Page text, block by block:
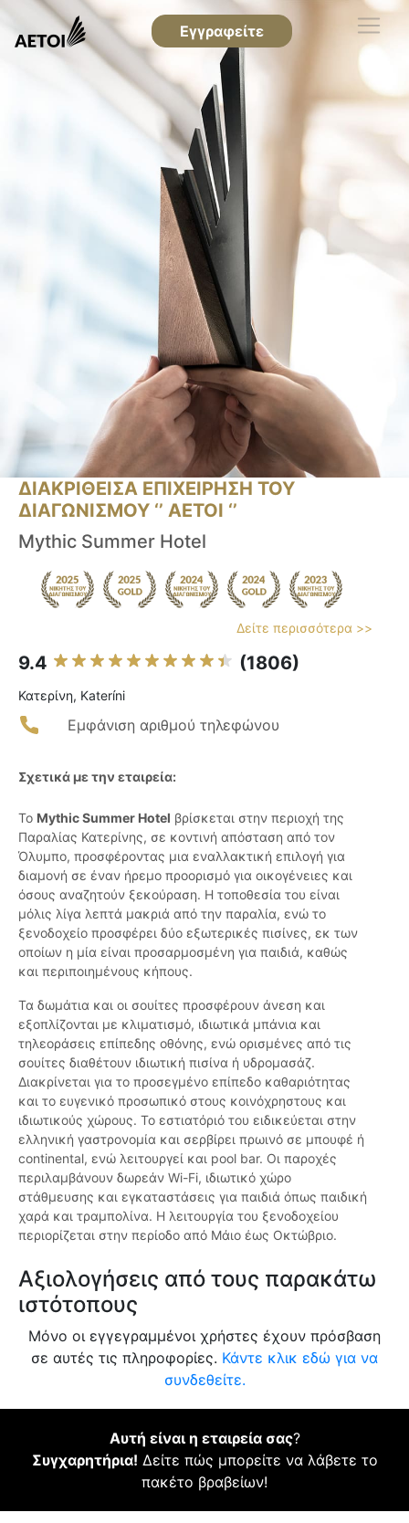
Εγγραφείτε
ΔΙΑΚΡΙΘΕΙΣΑ ΕΠΙΧΕΙΡΗΣΗ ΤΟΥ
ΔΙΑΓΩΝΙΣΜΟΥ ‘’ ΑΕΤΟΙ ‘’
Mythic Summer Hotel
Δείτε περισσότερα >>
9.4 (1806)
Κατερίνη, Kateríni
Εμφάνιση αριθμού τηλεφώνου
Σχετικά με την εταιρεία:
Το Mythic Summer Hotel βρίσκεται στην περιοχή της
Παραλίας Κατερίνης, σε κοντινή απόσταση από τον
Όλυμπο, προσφέροντας μια εναλλακτική επιλογή για
διαμονή σε έναν ήρεμο προορισμό για οικογένειες και
όσους αναζητούν ξεκούραση. Η τοποθεσία του είναι
μόλις λίγα λεπτά μακριά από την παραλία, ενώ το
ξενοδοχείο προσφέρει δύο εξωτερικές πισίνες, εκ των
οποίων η μία είναι προσαρμοσμένη για παιδιά, καθώς
και περιποιημένους κήπους.
Τα δωμάτια και οι σουίτες προσφέρουν άνεση και
εξοπλίζονται με κλιματισμό, ιδιωτικά μπάνια και
τηλεοράσεις επίπεδης οθόνης, ενώ ορισμένες από τις
σουίτες διαθέτουν ιδιωτική πισίνα ή υδρομασάζ.
Διακρίνεται για το προσεγμένο επίπεδο καθαριότητας
και το ευγενικό προσωπικό στους κοινόχρηστους και
ιδιωτικούς χώρους. Το εστιατόριό του ειδικεύεται στην
ελληνική γαστρονομία και σερβίρει πρωινό σε μπουφέ ή
continental, ενώ λειτουργεί και pool bar. Οι παροχές
περιλαμβάνουν δωρεάν Wi-Fi, ιδιωτικό χώρο
στάθμευσης και εγκαταστάσεις για παιδιά όπως παιδική
χαρά και τραμπολίνα. Η λειτουργία του ξενοδοχείου
περιορίζεται στην περίοδο από Μάιο έως Οκτώβριο.
Αξιολογήσεις από τους παρακάτω
ιστότοπους
Μόνο οι εγγεγραμμένοι χρήστες έχουν πρόσβαση
σε αυτές τις πληροφορίες. Κάντε κλικ εδώ για να
συνδεθείτε.
Αυτή είναι η εταιρεία σας?
Συγχαρητήρια! Δείτε πώς μπορείτε να λάβετε το
πακέτο βραβείων!